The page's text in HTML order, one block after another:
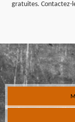
gratuites. Contactez-